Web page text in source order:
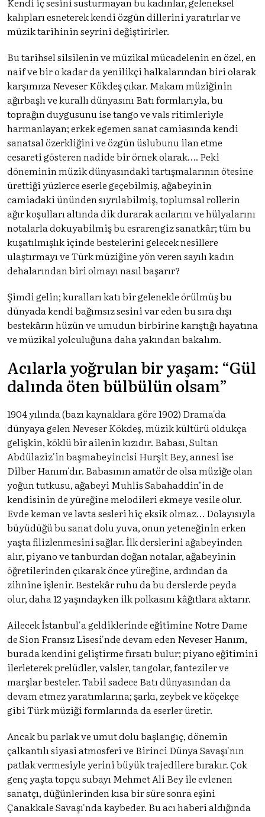
kalıpları esneterek kendi özgün dillerini yaratırlar ve
müzik tarihinin seyrini değiştirirler.
Bu tarihsel silsilenin ve müzikal mücadelenin en özel, en
naif ve bir o kadar da yenilikçi halkalarından biri olarak
karşımıza Neveser Kökdeş çıkar. Makam müziğinin
ağırbaşlı ve kurallı dünyasını Batı formlarıyla, bu
toprağın duygusunu ise tango ve vals ritimleriyle
harmanlayan; erkek egemen sanat camiasında kendi
sanatsal özerkliğini ve özgün üslubunu ilan etme
cesareti gösteren nadide bir örnek olarak…. Peki
döneminin müzik dünyasındaki tartışmalarının ötesine
ürettiği yüzlerce eserle geçebilmiş, ağabeyinin
camiadaki ününden sıyrılabilmiş, toplumsal rollerin
ağır koşulları altında dik durarak acılarını ve hülyalarını
notalarla dokuyabilmiş bu esrarengiz sanatkâr; tüm bu
kuşatılmışlık içinde bestelerini gelecek nesillere
ulaştırmayı ve Türk müziğine yön veren sayılı kadın
dehalarından biri olmayı nasıl başarır?
Şimdi gelin; kuralları katı bir gelenekle örülmüş bu
dünyada kendi bağımsız sesini var eden bu sıra dışı
bestekârın hüzün ve umudun birbirine karıştığı hayatına
ve müzikal yolculuğuna daha yakından bakalım.
Acılarla yoğrulan bir yaşam: “Gül
dalında öten bülbülün olsam”
1904 yılında (bazı kaynaklara göre 1902) Drama'da
dünyaya gelen Neveser Kökdeş, müzik kültürü oldukça
gelişkin, köklü bir ailenin kızıdır. Babası, Sultan
Abdülaziz'in başmabeyincisi Hurşit Bey, annesi ise
Dilber Hanım'dır. Babasının amatör de olsa müziğe olan
yoğun tutkusu, ağabeyi Muhlis Sabahaddin’in de
kendisinin de yüreğine melodileri ekmeye vesile olur.
Evde keman ve lavta sesleri hiç eksik olmaz… Dolayısıyla
büyüdüğü bu sanat dolu yuva, onun yeteneğinin erken
yaşta filizlenmesini sağlar. İlk derslerini ağabeyinden
alır, piyano ve tanburdan doğan notalar, ağabeyinin
öğretilerinden çıkarak önce yüreğine, ardından da
zihnine işlenir. Bestekâr ruhu da bu derslerde peyda
olur, daha 12 yaşındayken ilk polkasını kâğıtlara aktarır.
Ailecek İstanbul'a geldiklerinde eğitimine Notre Dame
de Sion Fransız Lisesi'nde devam eden Neveser Hanım,
burada kendini geliştirme fırsatı bulur; piyano eğitimini
ilerleterek prelüdler, valsler, tangolar, fanteziler ve
marşlar besteler. Tabii sadece Batı dünyasından da
devam etmez yaratımlarına; şarkı, zeybek ve köçekçe
gibi Türk müziği formlarında da eserler üretir.
Ancak bu parlak ve umut dolu başlangıç, dönemin
çalkantılı siyasi atmosferi ve Birinci Dünya Savaşı'nın
patlak vermesiyle yerini büyük trajedilere bırakır. Çok
genç yaşta topçu subayı Mehmet Ali Bey ile evlenen
sanatçı, düğünlerinden kısa bir süre sonra eşini
Çanakkale Savaşı'nda kaybeder. Bu acı haberi aldığında